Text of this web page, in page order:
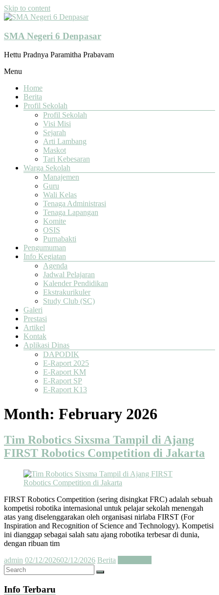
Skip to content
SMA Negeri 6 Denpasar
Hettu Pradnya Paramitha Prabavam
Menu
Home
Berita
Profil Sekolah
Profil Sekolah
Visi Misi
Sejarah
Arti Lambang
Maskot
Tari Kebesaran
Warga Sekolah
Manajemen
Guru
Wali Kelas
Tenaga Administrasi
Tenaga Lapangan
Komite
OSIS
Purnabakti
Pengumuman
Info Kegiatan
Agenda
Jadwal Pelajaran
Kalender Pendidikan
Ekstrakurikuler
Study Club (SC)
Galeri
Prestasi
Artikel
Kontak
Aplikasi Dinas
DAPODIK
E-Raport 2025
E-Raport KM
E-Raport SP
E-Raport K13
Month: February 2026
Tim Robotics Sixsma Tampil di Ajang
FIRST Robotics Competition di Jakarta
FIRST Robotics Competition (sering disingkat FRC) adalah sebuah
kompetisi robotika internasional untuk pelajar sekolah menengah
atas yang diselenggarakan oleh organisasi nirlaba FIRST (For
Inspiration and Recognition of Science and Technology). Kompetisi
ini dianggap sebagai salah satu ajang robotika terbesar di dunia,
dengan ribuan tim
admin 02/12/202602/12/2026 Berita
Info Terbaru